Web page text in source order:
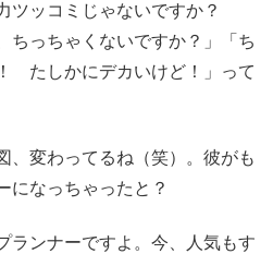
ツッコミじゃないですか？
ちっちゃくないですか？」「ち
たしかにデカいけど！」って
、変わってるね（笑）。彼がも
になっちゃったと？
ランナーですよ。今、人気もす